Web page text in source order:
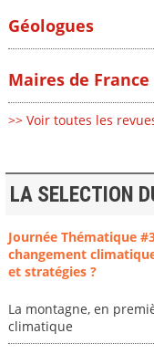
Géologues
Maires de France
>> Voir toutes les
LA SELECTION
Journée Thématique
changement
et stratégies ?
La montagne, en
climatique